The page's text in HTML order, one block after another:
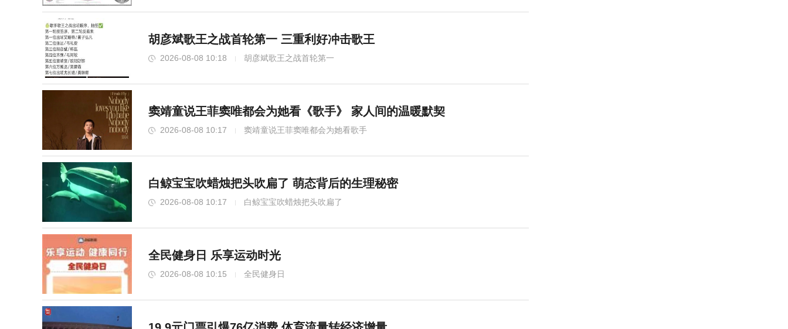
胡彦斌歌王之战首轮第一 三重利好冲击歌王
2026-08-08 10:18 胡彦斌歌王之战首轮第一
窦靖童说王菲窦唯都会为她看《歌手》 家人间的温暖默契
2026-08-08 10:17 窦靖童说王菲窦唯都会为她看歌手
白鲸宝宝吹蜡烛把头吹扁了 萌态背后的生理秘密
2026-08-08 10:17 白鲸宝宝吹蜡烛把头吹扁了
全民健身日 乐享运动时光
2026-08-08 10:15 全民健身日